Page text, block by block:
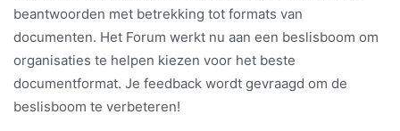
beantwoorden met betrekking tot formats van
documenten. Het Forum werkt nu aan een beslisboom om
organisaties te helpen kiezen voor het beste
documentformat. Je feedback wordt gevraagd om de
beslisboom te verbeteren!